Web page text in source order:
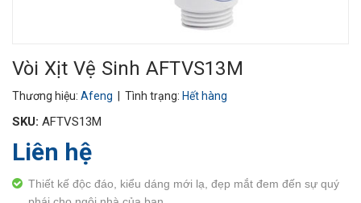
Vòi Xịt Vệ Sinh AFTVS13M
Thương hiệu: Afeng | Tình trạng: Hết hàng
SKU: AFTVS13M
Liên hệ
Thiết kế độc đáo, kiểu dáng mới lạ, đẹp mắt đem đến sự quý